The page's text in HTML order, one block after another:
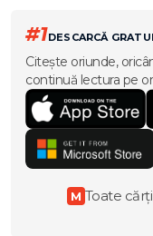
#1DESCARCĂ
Citește oriunde,
continuă lectura pe
M Toate